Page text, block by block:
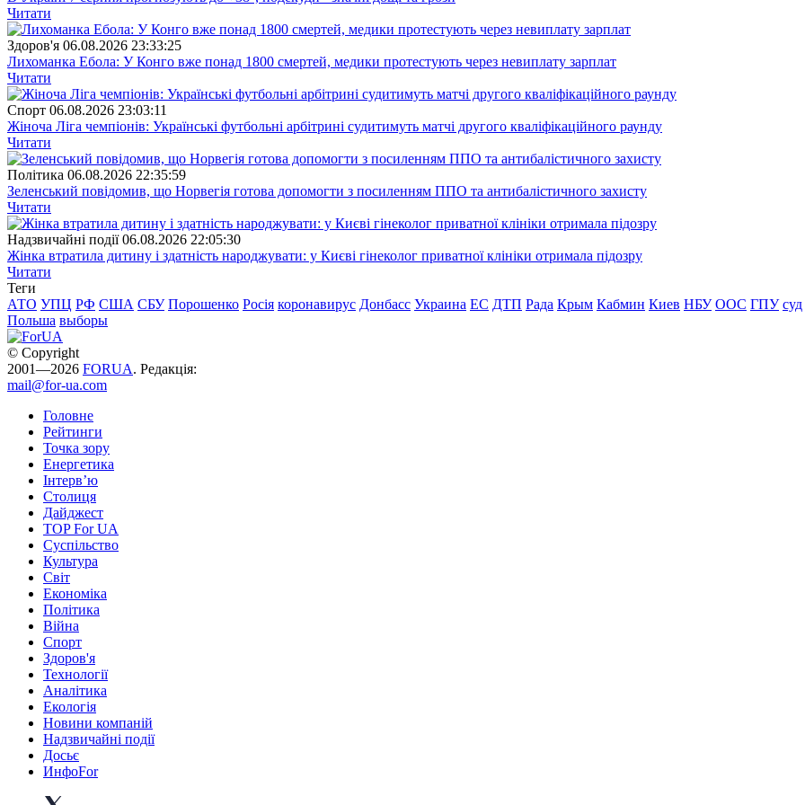
Читати
Здоров'я 06.08.2026 23:33:25
Лихоманка Ебола: У Конго вже понад 1800 смертей, медики протестують через невиплату зарплат
Читати
Спорт 06.08.2026 23:03:11
Жіноча Ліга чемпіонів: Українські футбольні арбітрині судитимуть матчі другого кваліфікаційного раунду
Читати
Полiтика 06.08.2026 22:35:59
Зеленський повідомив, що Норвегія готова допомогти з посиленням ППО та антибалістичного захисту
Читати
Надзвичайні події 06.08.2026 22:05:30
Жінка втратила дитину і здатність народжувати: у Києві гінеколог приватної клініки отримала підозру
Читати
Теги
АТО УПЦ РФ США СБУ Порошенко Росія коронавирус Донбасс Украина ЕС ДТП Рада Крым Кабмин Киев НБУ ООС ГПУ суд
Польша выборы
© Copyright
2001—2026 FORUA. Редакція:
mail@for-ua.com
Головне
Рейтинги
Точка зору
Енергетика
Інтерв’ю
Столиця
Дайджест
TOP For UA
Суспiльство
Культура
Світ
Економіка
Політика
Війна
Спорт
Здоров'я
Технології
Аналітика
Екологія
Новини компаній
Надзвичайні події
Досьє
ИнфоFor